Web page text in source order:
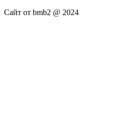
Сайт от bmb2 @ 2024